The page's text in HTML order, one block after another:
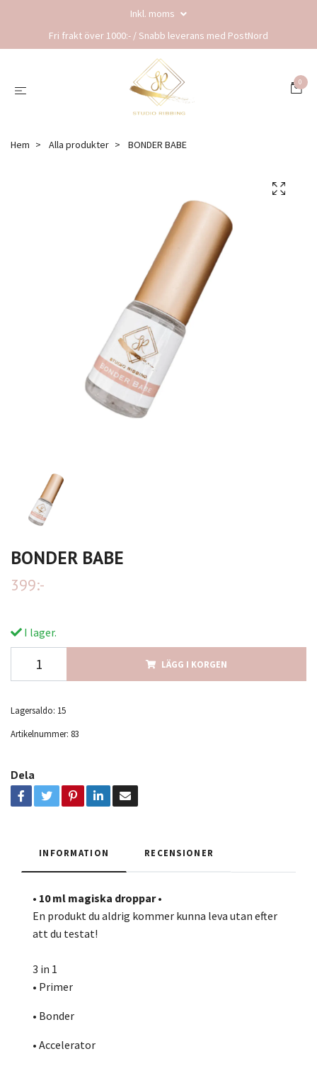
Inkl. moms
Fri frakt över 1000:- / Snabb leverans med PostNord
0
Hem Alla produkter BONDER BABE
BONDER BABE
399:-
I lager.
LÄGG I KORGEN
Lagersaldo: 15
Artikelnummer: 83
Dela
INFORMATION RECENSIONER
• 10 ml magiska droppar •
En produkt du aldrig kommer kunna leva utan efter
att du testat!
3 in 1
• Primer
• Bonder
• Accelerator